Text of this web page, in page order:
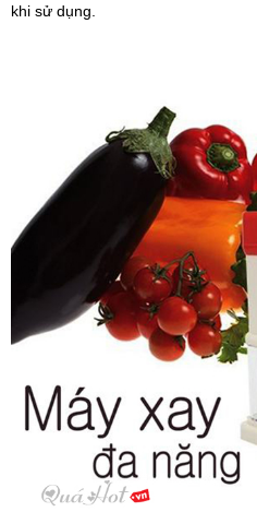
khi sử dụng.